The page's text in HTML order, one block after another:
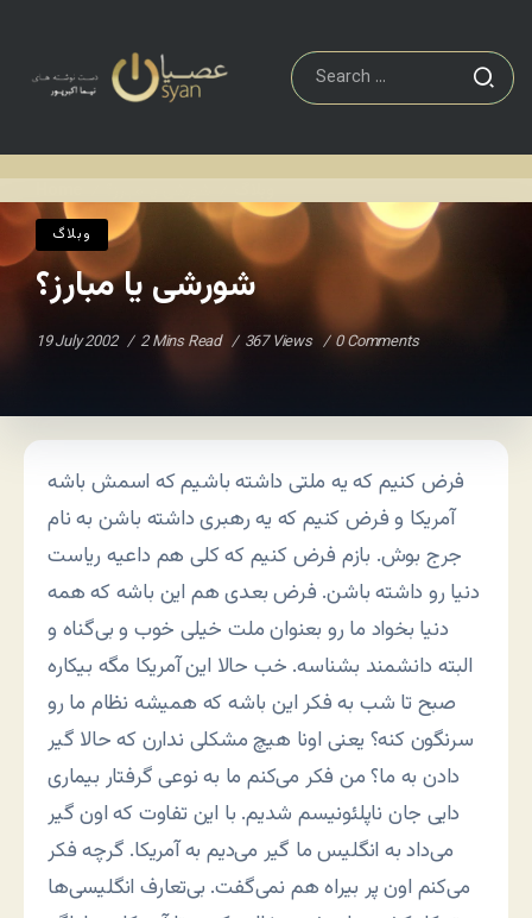
وبلاگ
شورشی یا مبارز؟
19 July 2002 2 Mins Read 367 Views 0 Comments
فرض کنیم که یه ملتی داشته باشیم که اسمش باشه
آمریکا و فرض کنیم که یه رهبری داشته باشن به نام
جرج بوش. بازم فرض کنیم که کلی هم داعیه ریاست
دنیا رو داشته باشن. فرض بعدی هم این باشه که همه
دنیا بخواد ما رو بعنوان ملت خیلی خوب و بی‌گناه و
البته دانشمند بشناسه. خب حالا این آمریکا مگه بیکاره
صبح تا شب به فکر این باشه که همیشه نظام ما رو
سرنگون کنه؟ یعنی اونا هیچ مشکلی ندارن که حالا گیر
دادن به ما؟ من فکر می‌کنم ما به نوعی گرفتار بیماری
دایی جان ناپلئونیسم شدیم. با این تفاوت که اون گیر
می‌داد به انگلیس ما گیر می‌دیم به آمریکا. گرچه فکر
می‌کنم اون پر بیراه هم نمی‌گفت. بی‌تعارف انگلیسی‌ها